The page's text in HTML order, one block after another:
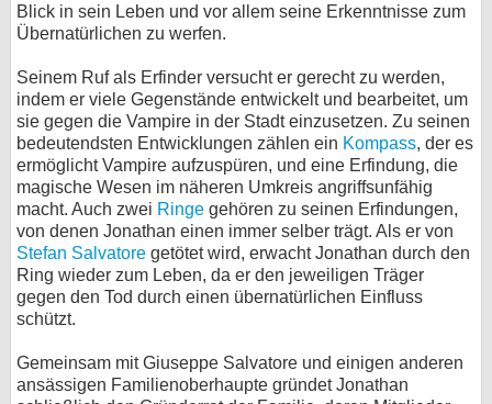
Blick in sein Leben und vor allem seine Erkenntnisse zum
Übernatürlichen zu werfen.
Seinem Ruf als Erfinder versucht er gerecht zu werden,
indem er viele Gegenstände entwickelt und bearbeitet, um
sie gegen die Vampire in der Stadt einzusetzen. Zu seinen
bedeutendsten Entwicklungen zählen ein Kompass, der es
ermöglicht Vampire aufzuspüren, und eine Erfindung, die
magische Wesen im näheren Umkreis angriffsunfähig
macht. Auch zwei Ringe gehören zu seinen Erfindungen,
von denen Jonathan einen immer selber trägt. Als er von
Stefan Salvatore getötet wird, erwacht Jonathan durch den
Ring wieder zum Leben, da er den jeweiligen Träger
gegen den Tod durch einen übernatürlichen Einfluss
schützt.
Gemeinsam mit Giuseppe Salvatore und einigen anderen
ansässigen Familienoberhaupte gründet Jonathan
bei Facebook
Kontakt
Nutzungsbedingungen
Datenschutz
Cookie-Einstellungen
Impressum